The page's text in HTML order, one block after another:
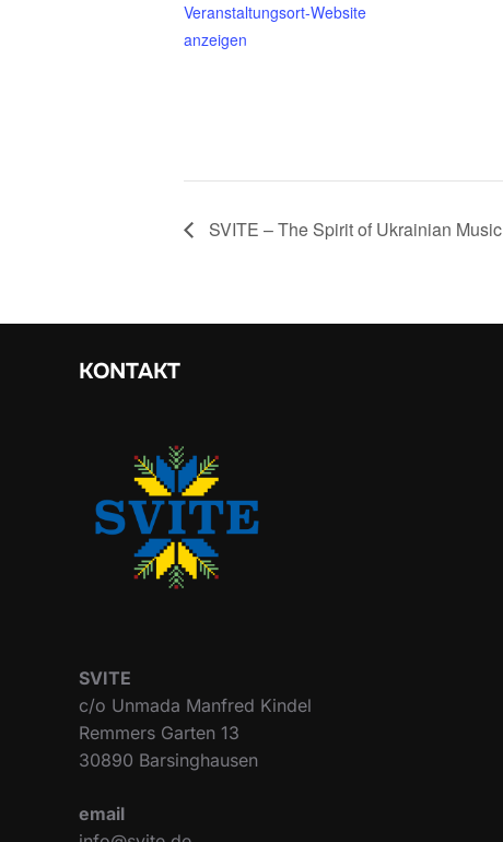
Veranstaltungsort-Website
anzeigen
SVITE – The Spirit of Ukrainian Music
KONTAKT
SVITE
c/o Unmada Manfred Kindel
Remmers Garten 13
30890 Barsinghausen
email